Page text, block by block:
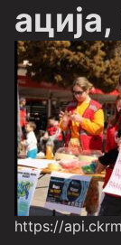
https://